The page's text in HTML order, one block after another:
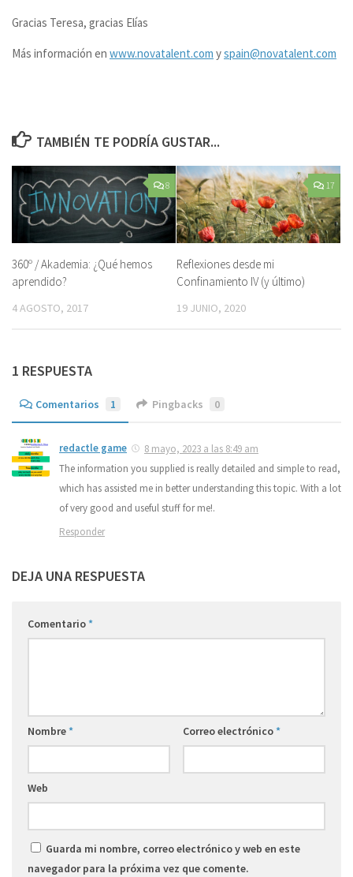
Gracias Teresa, gracias Elías
Más información en www.novatalent.com yspain@novatalent.com
TAMBIÉN TE PODRÍA GUSTAR...
8
360º / Akademia: ¿Qué hemos
aprendido?
4 AGOSTO, 2017
17
Reflexiones desde mi
Confinamiento IV (y último)
19 JUNIO, 2020
1 RESPUESTA
Comentarios 1 Pingbacks 0
redactle game
8 mayo, 2023 a las 8:49 am
The information you supplied is really detailed and simple to read,
which has assisted me in better understanding this topic. With a lot
of very good and useful stuff for me!.
Responder
DEJA UNA RESPUESTA
Comentario*
Nombre* Correo electrónico*
Web
Guarda mi nombre, correo electrónico y web en este
navegador para la próxima vez que comente.